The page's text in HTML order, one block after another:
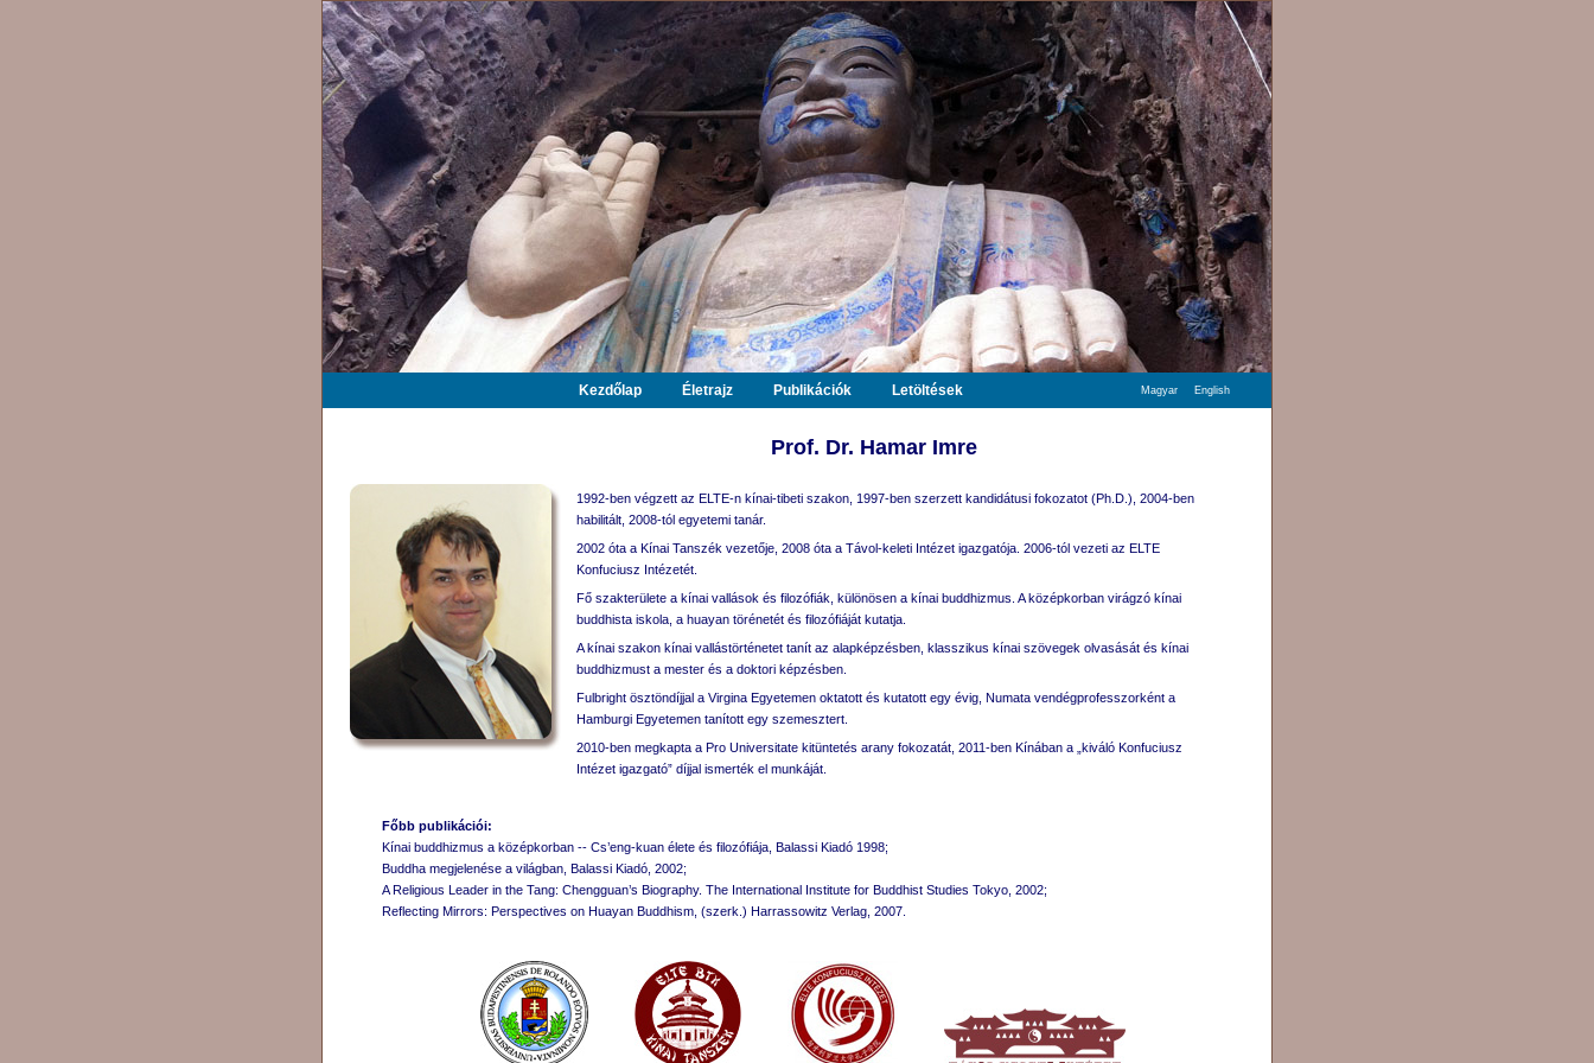
Kezdőlap Életrajz Publikációk Letöltések Magyar English
Prof. Dr. Hamar Imre
1992-ben végzett az ELTE-n kínai-tibeti szakon, 1997-ben szerzett kandidátusi fokozatot (Ph.D.), 2004-ben
habilitált, 2008-tól egyetemi tanár.
2002 óta a Kínai Tanszék vezetője, 2008 óta a Távol-keleti Intézet igazgatója. 2006-tól vezeti az ELTE
Konfuciusz Intézetét.
Fő szakterülete a kínai vallások és filozófiák, különösen a kínai buddhizmus. A középkorban virágzó kínai
buddhista iskola, a huayan törénetét és filozófiáját kutatja.
A kínai szakon kínai vallástörténetet tanít az alapképzésben, klasszikus kínai szövegek olvasását és kínai
buddhizmust a mester és a doktori képzésben.
Fulbright ösztöndíjjal a Virgina Egyetemen oktatott és kutatott egy évig, Numata vendégprofesszorként a
Hamburgi Egyetemen tanított egy szemesztert.
2010-ben megkapta a Pro Universitate kitüntetés arany fokozatát, 2011-ben Kínában a „kiváló Konfuciusz
Intézet igazgató” díjjal ismerték el munkáját.
Főbb publikációi:
Kínai buddhizmus a középkorban -- Cs’eng-kuan élete és filozófiája, Balassi Kiadó 1998;
Buddha megjelenése a világban, Balassi Kiadó, 2002;
A Religious Leader in the Tang: Chengguan’s Biography. The International Institute for Buddhist Studies Tokyo, 2002;
Reflecting Mirrors: Perspectives on Huayan Buddhism, (szerk.) Harrassowitz Verlag, 2007.